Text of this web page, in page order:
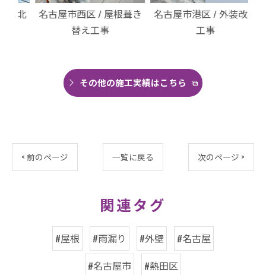
名古屋市西区 / 屋根葺き
替え工事
名古屋市港区 / 外装改修
工事
その他の施工実績はこちら
< 前のページ 一覧に戻る 次のページ >
関連タグ
#屋根 #雨漏り #外壁
#名古屋
#名古屋市
#熱田区